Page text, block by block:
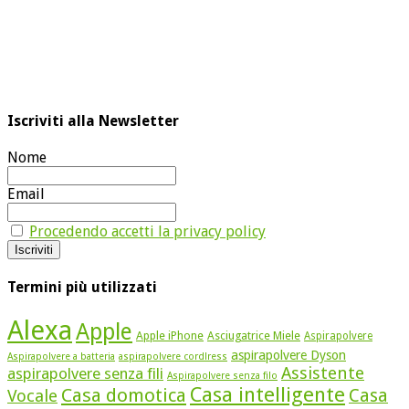
Iscriviti alla Newsletter
Nome
Email
Procedendo accetti la privacy policy
Termini più utilizzati
Alexa Apple Apple iPhone Asciugatrice Miele Aspirapolvere
Aspirapolvere a batteria aspirapolvere cordlress aspirapolvere Dyson
aspirapolvere senza fili Aspirapolvere senza filo Assistente
Vocale Casa domotica Casa intelligente Casa